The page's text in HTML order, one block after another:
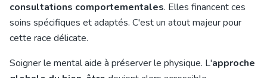
consultations comportementales. Elles financent ces
soins spécifiques et adaptés. C'est un atout majeur pour
cette race délicate.
Soigner le mental aide à préserver le physique. L'approche